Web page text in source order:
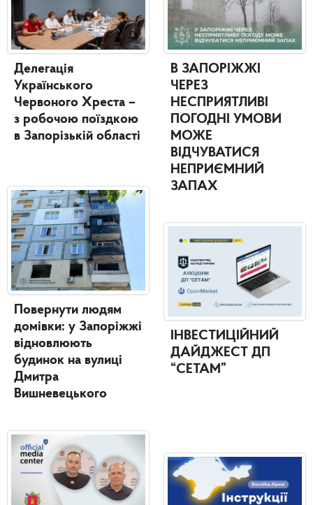
Делегація
Українського
Червоного Хреста –
з робочою поїздкою
в Запорізькій області
Повернути людям
домівки: у Запоріжжі
відновлюють
будинок на вулиці
Дмитра
Вишневецького
В ЗАПОРІЖЖІ
ЧЕРЕЗ
НЕСПРИЯТЛИВІ
ПОГОДНІ УМОВИ
МОЖЕ
ВІДЧУВАТИСЯ
НЕПРИЄМНИЙ
ЗАПАХ
ІНВЕСТИЦІЙНИЙ
ДАЙДЖЕСТ ДП
“СЕТАМ”